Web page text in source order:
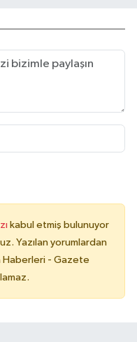
kabul etmiş bulunuyor
Yazılan yorumlardan
Haberleri - Gazete